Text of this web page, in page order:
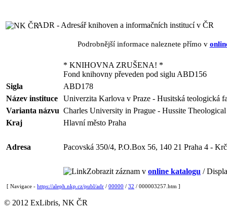
ADR - Adresář knihoven a informačních institucí v ČR
Podrobnější informace naleznete přímo v
* KNIHOVNA ZRUŠENA! *
Fond knihovny převeden pod siglu ABD156
Sigla
ABD178
Název instituce
Univerzita Karlova v Praze - Husitská teologická
Varianta názvu Charles University in Prague - Hussite
Kraj
Hlavní město Praha
Adresa Pacovská 350/4, P.O.Box 56, 140 21 Praha 4 - Krč
Zobrazit záznam v online katalogu /
[ Navigace - https://aleph.nkp.cz/publ/adr / 00000 / 32 / 000003257.htm ]
© 2012 ExLibris, NK ČR